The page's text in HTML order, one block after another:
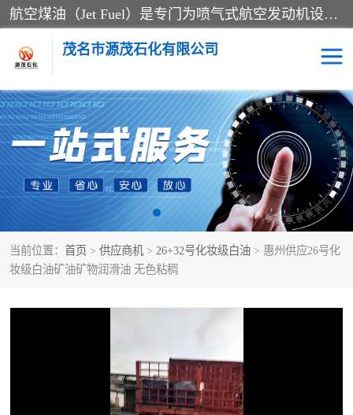
航空煤油（Jet Fuel）是专门为喷气式航空发动机设计的高纯度燃料，主要分为Jet A、Jet A-1和Jet B等类型。其特点是闪点高、低温流动性好，并添加了抗静电剂和抗氧化剂以确保飞行安全。航空煤油需
茂名市源茂石化有限公司
当前位置： 首页 > 供应商机 > 26+32号化妆级白油 > 惠州供应26号化
妆级白油矿油矿物润滑油 无色粘稠
RP3航空煤油 D20+D30溶剂油
D40+D60溶剂油 D80+D100溶剂油
6号+120号溶剂油 260号溶剂油
异构烷烃 天然乳胶